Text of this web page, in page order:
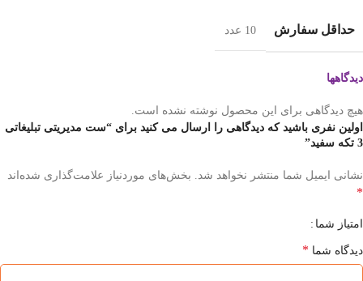
حداقل سفارش 10 عدد
دیدگاهها
هیچ دیدگاهی برای این محصول نوشته نشده است.
اولین نفری باشید که دیدگاهی را ارسال می کنید برای “ست مدیریتی تبلیغاتی
3 تکه سفید”
نشانی ایمیل شما منتشر نخواهد شد. بخش‌های موردنیاز علامت‌گذاری شده‌اند
*
امتیاز شما
دیدگاه شما *